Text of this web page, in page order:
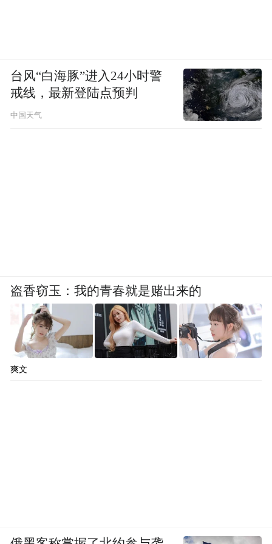
台风“白海豚”进入24小时警
戒线，最新登陆点预判
中国天气
盗香窃玉：我的青春就是赌出来的
爽文